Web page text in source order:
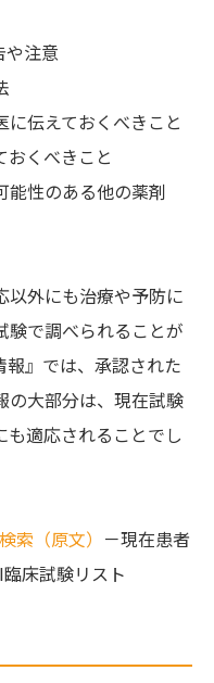
や注意
に伝えておくべきこと
おくべきこと
能性のある他の薬剤
以外にも治療や予防に
験で調べられることが
報』では、承認された
の大部分は、現在試験
適応されることでし
索（原文） －現在患者
床試験リスト